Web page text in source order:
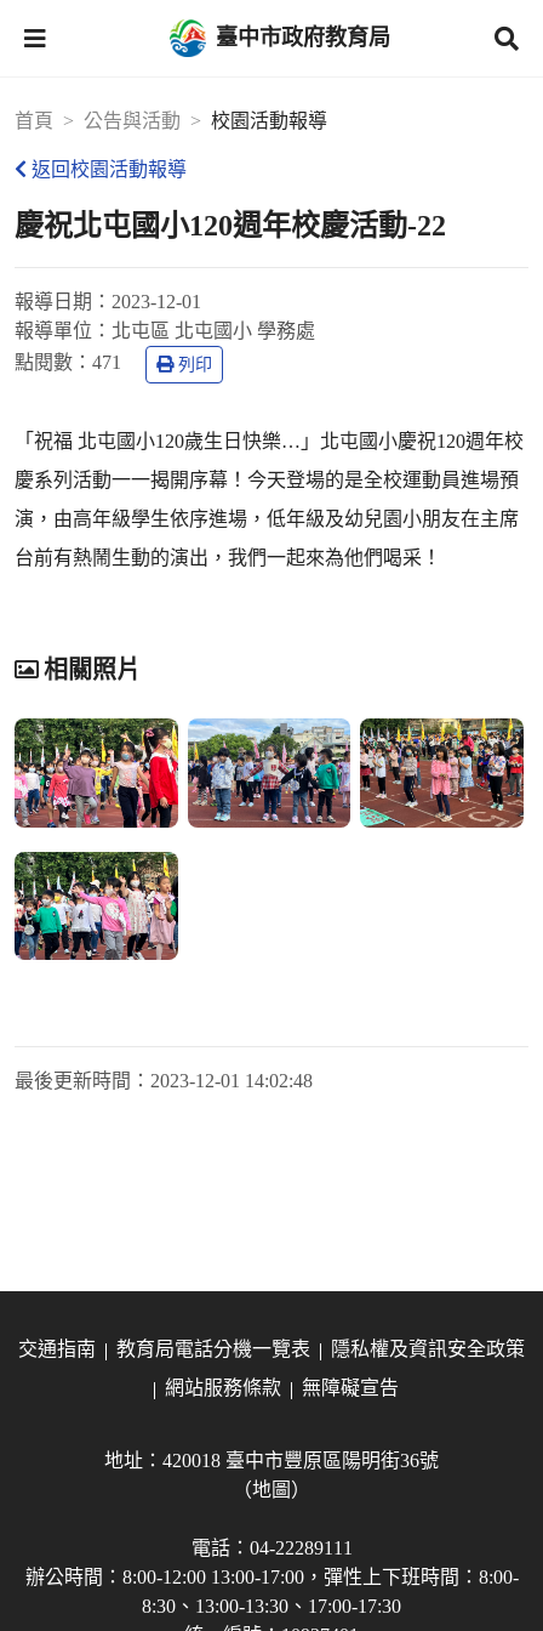
臺中市政府教育局
首頁 公告與活動 校園活動報導
返回校園活動報導
慶祝北屯國小120週年校慶活動-22
報導日期： 2023-12-01
報導單位： 北屯區 北屯國小 學務處
點閱數： 471 列印
「祝福 北屯國小120歲生日快樂…」北屯國小慶祝120週年校
慶系列活動一一揭開序幕！今天登場的是全校運動員進場預
演，由高年級學生依序進場，低年級及幼兒園小朋友在主席
台前有熱鬧生動的演出，我們一起來為他們喝采！
相關照片
最後更新時間： 2023-12-01 14:02:48
交通指南 教育局電話分機一覽表
隱私權及資訊安全政策
網站服務條款
無障礙宣告
地址：420018 臺中市豐原區陽明街36號
（地圖）
電話：04-22289111
辦公時間：8:00-12:00 13:00-17:00，彈性上下班時間：8:00-
8:30、13:00-13:30、17:00-17:30